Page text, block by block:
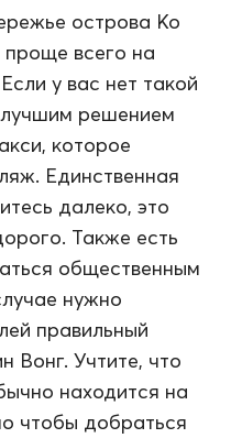
острова Ко
всего на
у вас нет такой
решением
которое
Единственная
далеко, это
Также есть
общественным
нужно
правильный
Учтите, что
находится на
чтобы добраться